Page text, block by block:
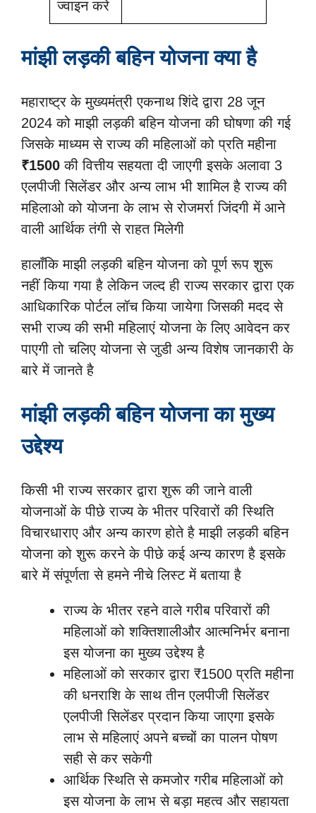
ज्वाइन करे
मांझी लड़की बहिन योजना क्या है
महाराष्ट्र के मुख्यमंत्री एकनाथ शिंदे द्वारा 28 जून
2024 को माझी लड़की बहिन योजना की घोषणा की गई
जिसके माध्यम से राज्य की महिलाओं को प्रति महीना
₹1500 की वित्तीय सहयता दी जाएगी इसके अलावा 3
एलपीजी सिलेंडर और अन्य लाभ भी शामिल है राज्य की
महिलाओ को योजना के लाभ से रोजमर्रा जिंदगी में आने
वाली आर्थिक तंगी से राहत मिलेगी
हालाँकि माझी लड़की बहिन योजना को पूर्ण रूप शुरू
नहीं किया गया है लेकिन जल्द ही राज्य सरकार द्वारा एक
आधिकारिक पोर्टल लॉच किया जायेगा जिसकी मदद से
सभी राज्य की सभी महिलाएं योजना के लिए आवेदन कर
पाएगी तो चलिए योजना से जुडी अन्य विशेष जानकारी के
बारे में जानते है
मांझी लड़की बहिन योजना का मुख्य
उद्देश्य
किसी भी राज्य सरकार द्वारा शुरू की जाने वाली
योजनाओं के पीछे राज्य के भीतर परिवारों की स्थिति
विचारधाराए और अन्य कारण होते है माझी लड़की बहिन
योजना को शुरू करने के पीछे कई अन्य कारण है इसके
बारे में संपूर्णता से हमने नीचे लिस्ट में बताया है
राज्य के भीतर रहने वाले गरीब परिवारों की
महिलाओं को शक्तिशालीऔर आत्मनिर्भर बनाना
इस योजना का मुख्य उद्देश्य है
महिलाओं को सरकार द्वारा ₹1500 प्रति महीना
की धनराशि के साथ तीन एलपीजी सिलेंडर
एलपीजी सिलेंडर प्रदान किया जाएगा इसके
लाभ से महिलाएं अपने बच्चों का पालन पोषण
सही से कर सकेगी
आर्थिक स्थिति से कमजोर गरीब महिलाओं को
इस योजना के लाभ से बड़ा महत्व और सहायता